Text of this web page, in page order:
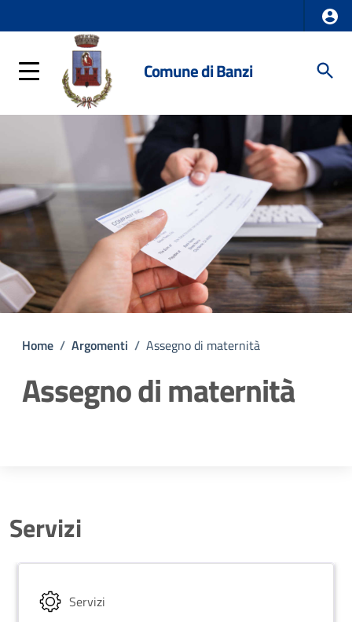
Comune di Banzi
Home / Argomenti / Assegno di maternità
Assegno di maternità
Servizi
Servizi